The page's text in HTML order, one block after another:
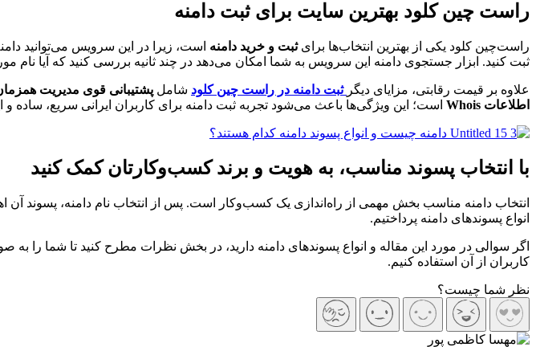
راست چین کلود بهترین سایت برای ثبت دامنه
راست‌چین کلود یکی از بهترین انتخاب‌ها برایثبت و خرید دامنه است، زیرا در این سرویس می‌توانید
ثبت کنید. ابزار جستجوی دامنه این سرویس به شما امکان می‌دهد در چند ثانیه بررسی کنید که آیا نام
علاوه بر قیمت رقابتی، مزایای دیگر ثبت دامنه در راست‌ چین کلود شامل
اطلاعات Whois
است؛ این ویژگی‌ها باعث می‌شود تجربه ثبت دامنه برای کاربران ایرانی سریع، ساده و
با انتخاب پسوند مناسب، به هویت و برند کسب‌وکارتان کمک کنید
انتخاب دامنه مناسب بخش مهمی از راه‌اندازی یک کسب‌وکار است. پس از انتخاب نام دامنه، پسوند
انواع پسوندهای دامنه پرداختیم.
اگر سوالی در مورد این مقاله و انواع پسوندهای دامنه دارید، در بخش نظرات مطرح کنید تا شما را به
کاربران از آن استفاده کنیم.
نظر شما چیست؟